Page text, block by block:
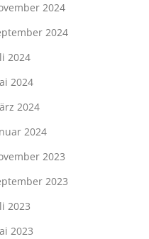
2024
2024
2024
2024
2024
2024
2023
2023
2023
2023